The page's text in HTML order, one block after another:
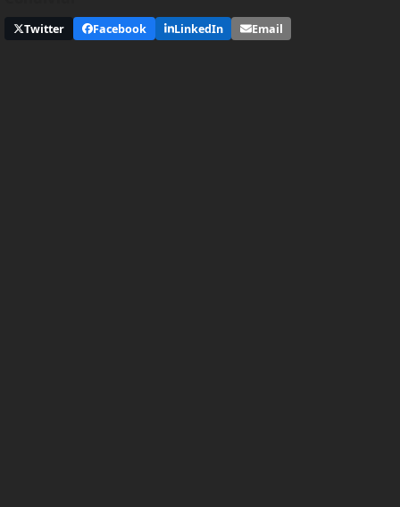
Twitter Facebook LinkedIn Email